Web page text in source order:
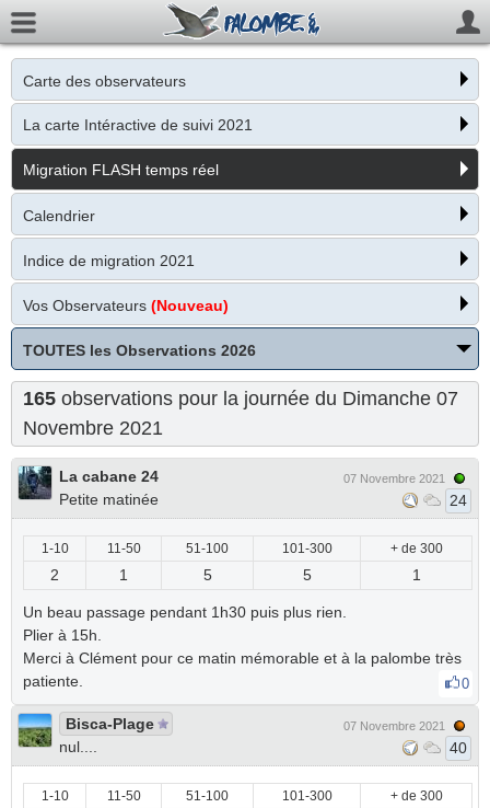
Carte des observateurs
La carte Intéractive de suivi 2021
Migration FLASH temps réel
Calendrier
Indice de migration 2021
Vos Observateurs (Nouveau)
TOUTES les Observations 2026
165 observations pour la journée du Dimanche 07
Novembre 2021
La cabane 24
Petite matinée
07 Novembre 2021
24
1-10 11-50 51-100 101-300 + de 300
2 1 5 5 1
Un beau passage pendant 1h30 puis plus rien.
Plier à 15h.
Merci à Clément pour ce matin mémorable et à la palombe très
patiente.
0
Bisca-Plage
nul....
07 Novembre 2021
40
1-10 11-50 51-100 101-300 + de 300